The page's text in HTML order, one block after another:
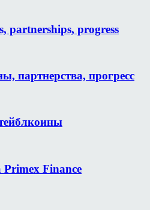
partnerships, progress
партнерства, прогресс
Primex Finance